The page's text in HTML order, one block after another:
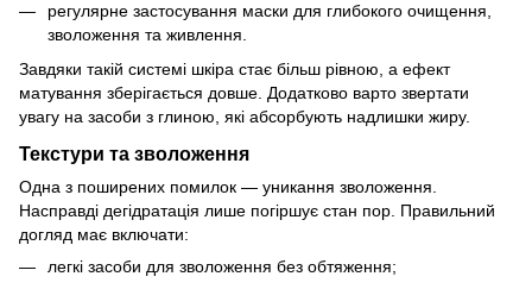
регулярне застосування маски для глибокого очищення,
зволоження та живлення.
Завдяки такій системі шкіра стає більш рівною, а ефект
матування зберігається довше. Додатково варто звертати
увагу на засоби з глиною, які абсорбують надлишки жиру.
Текстури та зволоження
Одна з поширених помилок — уникання зволоження.
Насправді дегідратація лише погіршує стан пор. Правильний
догляд має включати:
легкі засоби для зволоження без обтяження;